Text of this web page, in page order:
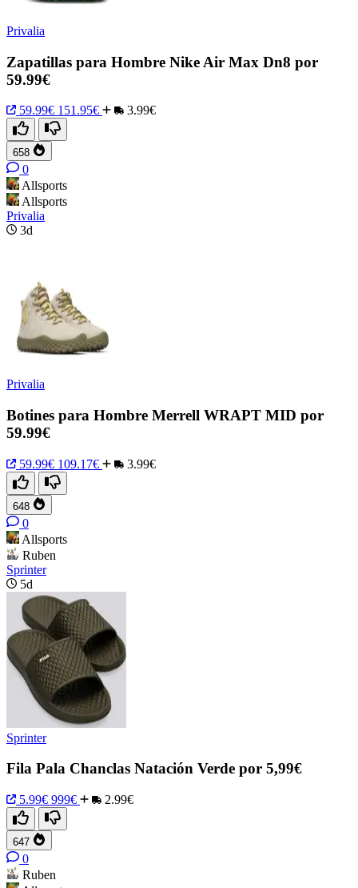
Privalia
Zapatillas para Hombre Nike Air Max Dn8 por
59.99€
59.99€ 151.95€ 3.99€
658
0
Allsports
Allsports
Privalia
3d
Privalia
Botines para Hombre Merrell WRAPT MID por
59.99€
59.99€ 109.17€ 3.99€
648
0
Allsports
Ruben
Sprinter
5d
Sprinter
Fila Pala Chanclas Natación Verde por 5,99€
5.99€ 999€ 2.99€
647
0
Ruben